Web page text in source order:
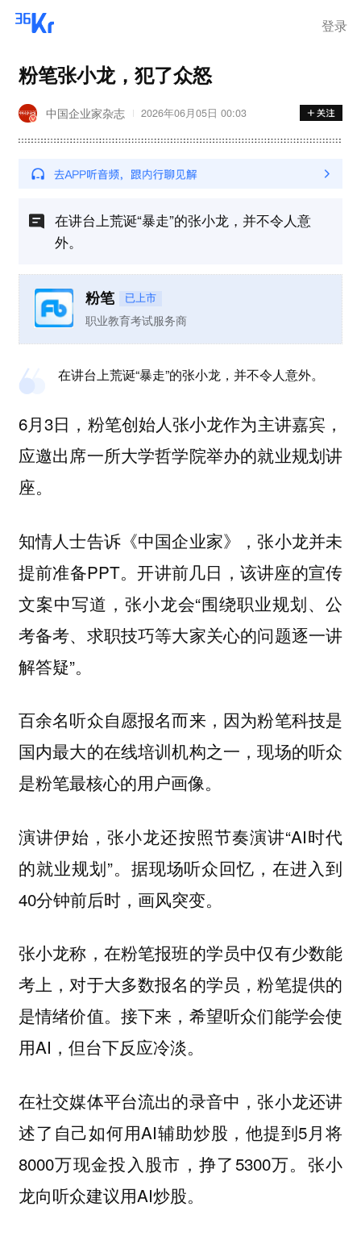
登录
粉笔张小龙，犯了众怒
中国企业家杂志 2026年06月05日 00:03
在讲台上荒诞“暴走”的张小龙，并不令人意
外。
粉笔 已上市
职业教育考试服务商
在讲台上荒诞“暴走”的张小龙，并不令人意外。
6月3日，粉笔创始人张小龙作为主讲嘉宾，
应邀出席一所大学哲学院举办的就业规划讲
座。
知情人士告诉《中国企业家》，张小龙并未
提前准备PPT。开讲前几日，该讲座的宣传
文案中写道，张小龙会“围绕职业规划、公
考备考、求职技巧等大家关心的问题逐一讲
解答疑”。
百余名听众自愿报名而来，因为粉笔科技是
国内最大的在线培训机构之一，现场的听众
是粉笔最核心的用户画像。
演讲伊始，张小龙还按照节奏演讲“AI时代
的就业规划”。据现场听众回忆，在进入到
40分钟前后时，画风突变。
张小龙称，在粉笔报班的学员中仅有少数能
考上，对于大多数报名的学员，粉笔提供的
是情绪价值。接下来，希望听众们能学会使
用AI，但台下反应冷淡。
在社交媒体平台流出的录音中，张小龙还讲
述了自己如何用AI辅助炒股，他提到5月将
8000万现金投入股市，挣了5300万。张小
龙向听众建议用AI炒股。